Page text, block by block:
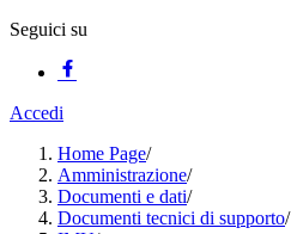
Seguici su
Accedi
Home Page/
Amministrazione/
Documenti e dati/
Documenti tecnici di supporto/